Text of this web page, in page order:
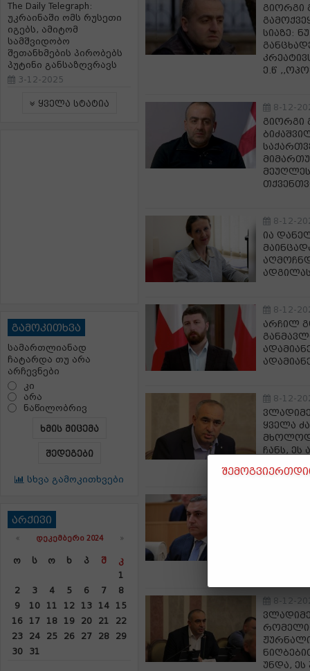
The Daily Telegraph:
უკრაინაში ომს რუსეთი
იგებს, ამიტომ
სამშვიდობო
შეთანხმების პირობებს
პუტინი განსაზღვრავს
3-12-2025
ყველა სტატია
გამოკითხვა
სამართლიანად
ჩატარდა თუ არა
არჩევნები
კი
არა
ნაწილობრივ
ხმის მიცემა
შედეგები
სხვა გამოკითხვები
არქივი
« ᲓᲔᲙᲔᲛᲑᲔᲠᲘ 2024 »
Ო Ს Ო Ხ Პ Შ
Კ
1
2
3 4 5 6 7
8
9
10 11 12 13 14
15
16
17 18 19 20 21
22
23
24 25 26 27 28
29
30
31
გიორგი
სიაზე:
ე.წ
8-12-
გიორგი
8-12-
ია
8-12-
არჩილ
8-12-
ყველა
მხოლოდ
ჩანს, ეს
8-12-
უნდა,